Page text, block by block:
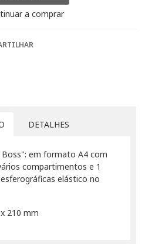
a comprar
DETALHES
em formato A4 com
compartimentos e 1
elástico no
210 mm